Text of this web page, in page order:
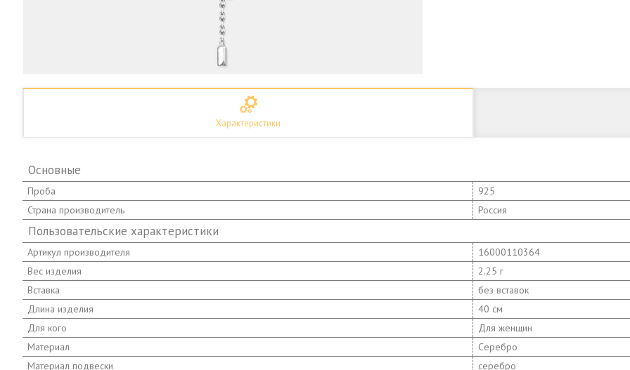
Характеристики
Основные
Проба
925
Страна производитель
Россия
Пользовательские характеристики
Артикул производителя
16000110364
Вес изделия
2.25 г
Вставка
без вставок
Длина изделия
40 см
Для кого
Для женщин
Материал
Серебро
Материал подвески
серебро